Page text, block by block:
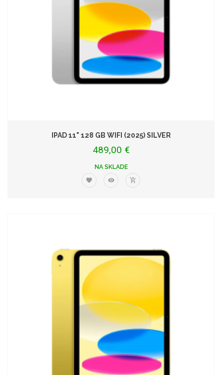
IPAD 11" 128 GB WIFI (2025) SILVER
489,00 €
NA SKLADE